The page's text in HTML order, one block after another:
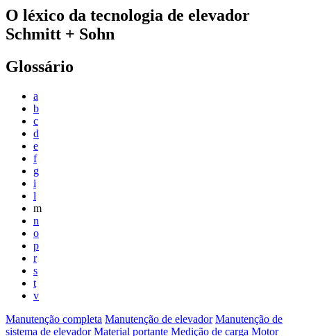
O léxico da tecnologia de elevador
Schmitt + Sohn
Glossário
a
b
c
d
e
f
g
i
l
m
n
o
p
r
s
t
v
Manutenção completa Manutenção de elevador Manutenção de
sistema de elevador Material portante Medição de carga Motor